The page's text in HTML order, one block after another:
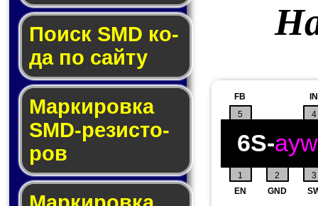
Поиск SMD ко­
да по сай­ту
Маркировка
SMD-ре­зис­то­
ров
1 2 3
4
EN GND
IN
5
FB
6S-ayw